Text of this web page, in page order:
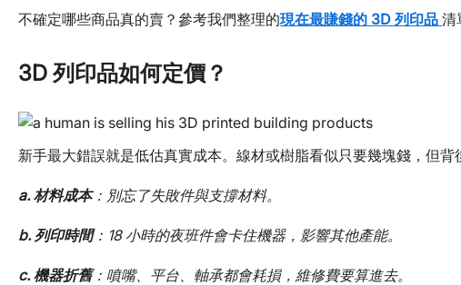
不確定哪些商品真的賣？參考我們整理的現在最賺錢的 3D 列印品 清
3D 列印品如何定價？
新手最大錯誤就是低估真實成本。線材或樹脂看似只要幾塊錢，但背
a. 材料成本：別忘了失敗件與支撐材料。
b. 列印時間：18 小時的夜班件會卡住機器，影響其他產能。
c. 機器折舊：噴嘴、平台、軸承都會耗損，維修費要算進去。